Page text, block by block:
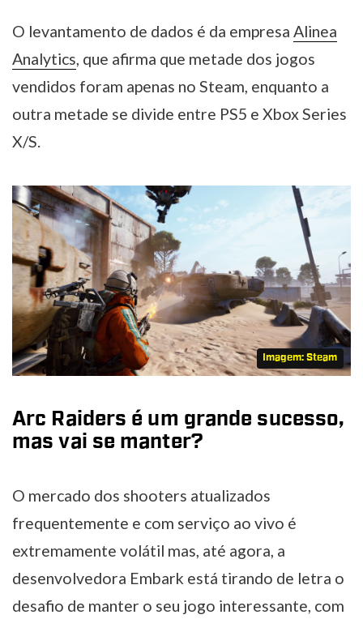
O levantamento de dados é da empresa Alinea
Analytics, que afirma que metade dos jogos
vendidos foram apenas no Steam, enquanto a
outra metade se divide entre PS5 e Xbox Series
X/S.
Imagem: Steam
Arc Raiders é um grande sucesso,
mas vai se manter?
O mercado dos shooters atualizados
frequentemente e com serviço ao vivo é
extremamente volátil mas, até agora, a
desenvolvedora Embark está tirando de letra o
desafio de manter o seu jogo interessante, com